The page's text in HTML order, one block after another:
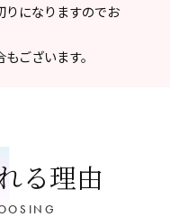
りになりますのでお
ございます。
る理由